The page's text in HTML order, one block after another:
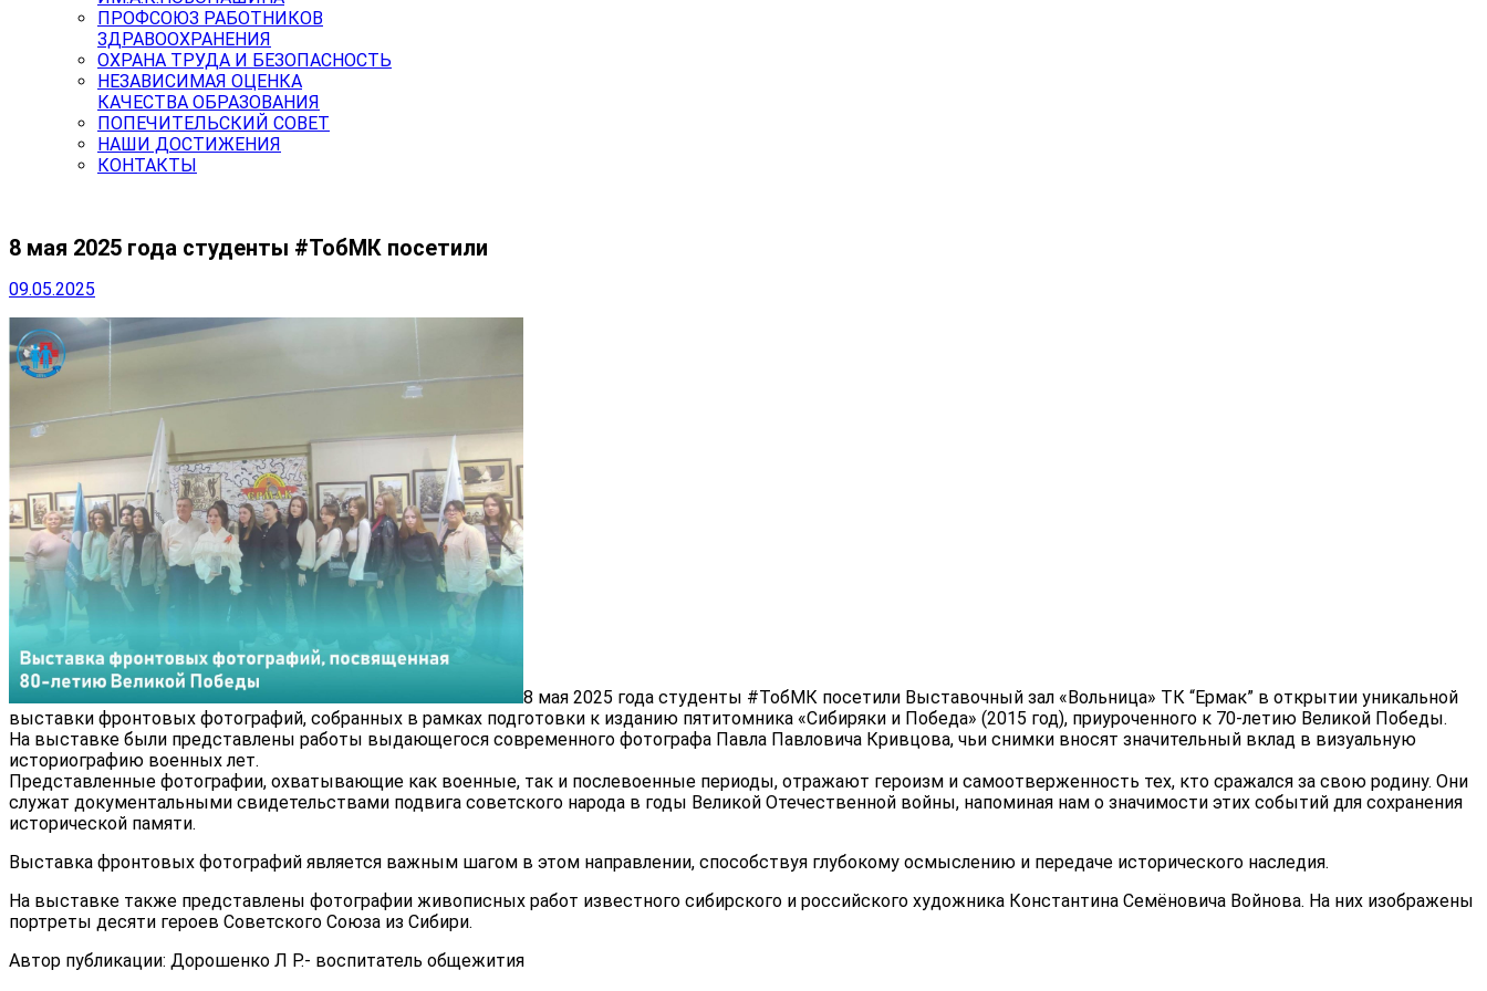
ПРОФСОЮЗ РАБОТНИКОВ
ЗДРАВООХРАНЕНИЯ
ОХРАНА ТРУДА И БЕЗОПАСНОСТЬ
НЕЗАВИСИМАЯ ОЦЕНКА
КАЧЕСТВА ОБРАЗОВАНИЯ
ПОПЕЧИТЕЛЬСКИЙ СОВЕТ
НАШИ ДОСТИЖЕНИЯ
КОНТАКТЫ
8 мая 2025 года студенты #ТобМК посетили
09.05.2025
8 мая 2025 года студенты #ТобМК посетили Выставочный зал «Вольница» ТК “Ермак” в открытии уникальной
выставки фронтовых фотографий, собранных в рамках подготовки к изданию пятитомника «Сибиряки и Победа» (2015 год), приуроченного к 70-летию Великой Победы.
На выставке были представлены работы выдающегося современного фотографа Павла Павловича Кривцова, чьи снимки вносят значительный вклад в визуальную
историографию военных лет.
Представленные фотографии, охватывающие как военные, так и послевоенные периоды, отражают героизм и самоотверженность тех, кто сражался за свою родину. Они
служат документальными свидетельствами подвига советского народа в годы Великой Отечественной войны, напоминая нам о значимости этих событий для сохранения
исторической памяти.
Выставка фронтовых фотографий является важным шагом в этом направлении, способствуя глубокому осмыслению и передаче исторического наследия.
На выставке также представлены фотографии живописных работ известного сибирского и российского художника Константина Семёновича Войнова. На них изображены
портреты десяти героев Советского Союза из Сибири.
Автор публикации: Дорошенко Л Р.- воспитатель общежития